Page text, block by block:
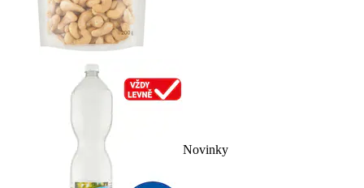
Novinky